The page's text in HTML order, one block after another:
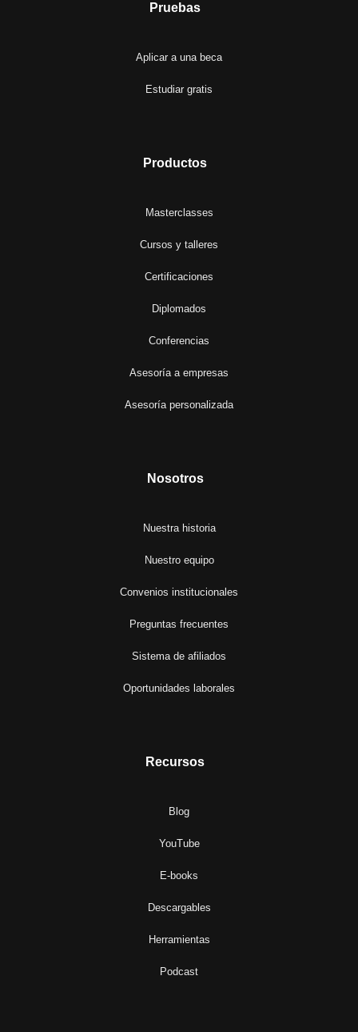
Pruebas
Aplicar a una beca
Estudiar gratis
Productos
Masterclasses
Cursos y talleres
Certificaciones
Diplomados
Conferencias
Asesoría a empresas
Asesoría personalizada
Nosotros
Nuestra historia
Nuestro equipo
Convenios institucionales
Preguntas frecuentes
Sistema de afiliados
Oportunidades laborales
Recursos
Blog
YouTube
E-books
Descargables
Herramientas
Podcast